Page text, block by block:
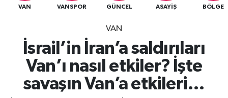
VAN VANSPOR GÜNCEL ASAYİŞ BÖLGE
VAN
İsrail’in İran’a saldırıları
Van’ı nasıl etkiler? İşte
savaşın Van’a etkileri…
Van Trafik Yoğunluk Haritası
Süper Lig Puan Durumu ve Fikstür
Tüm Manşetler
Son Dakika Haberleri